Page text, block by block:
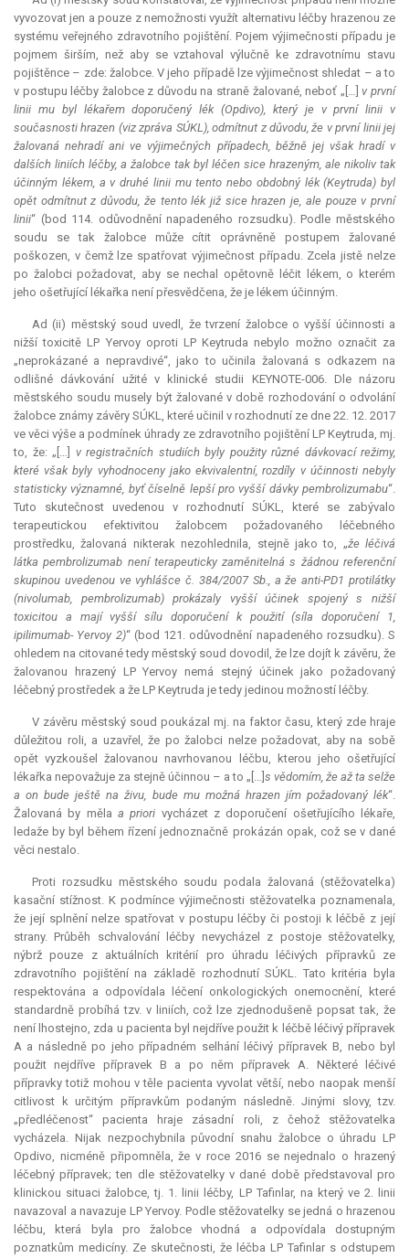
vyvozovat jen a pouze z nemožnosti využít alternativu léčby hrazenou ze
systému veřejného zdravotního pojištění. Pojem výjimečnosti případu je
pojmem širším, než aby se vztahoval výlučně ke zdravotnímu stavu
pojištěnce – zde: žalobce. V jeho případě lze výjimečnost shledat – a to
v postupu léčby žalobce z důvodu na straně žalované, neboť „[…]v první
linii mu byl lékařem doporučený lék (Opdivo), který je v první linii v
současnosti hrazen (viz zpráva SÚKL), odmítnut z důvodu, že v první linii jej
žalovaná nehradí ani ve výjimečných případech, běžně jej však hradí v
dalších liniích léčby, a žalobce tak byl léčen sice hrazeným, ale nikoliv tak
účinným lékem, a v druhé linii mu tento nebo obdobný lék (Keytruda) byl
opět odmítnut z důvodu, že tento lék již sice hrazen je, ale pouze v první
linii“ (bod 114. odůvodnění napadeného rozsudku). Podle městského
soudu se tak žalobce může cítit oprávněně postupem žalované
poškozen, v čemž lze spatřovat výjimečnost případu. Zcela jistě nelze
po žalobci požadovat, aby se nechal opětovně léčit lékem, o kterém
jeho ošetřující lékařka není přesvědčena, že je lékem účinným.
Ad (ii) městský soud uvedl, že tvrzení žalobce o vyšší účinnosti a
nižší toxicitě LP Yervoy oproti LP Keytruda nebylo možno označit za
„neprokázané a nepravdivé“, jako to učinila žalovaná s odkazem na
odlišné dávkování užité v klinické studii KEYNOTE-006. Dle názoru
městského soudu musely být žalované v době rozhodování o odvolání
žalobce známy závěry SÚKL, které učinil v rozhodnutí ze dne 22. 12. 2017
ve věci výše a podmínek úhrady ze zdravotního pojištění LP Keytruda, mj.
to, že: „[…] v registračních studiích byly použity různé dávkovací režimy,
které však byly vyhodnoceny jako ekvivalentní, rozdíly v účinnosti nebyly
statisticky významné, byť číselně lepší pro vyšší dávky pembrolizumabu“.
Tuto skutečnost uvedenou v rozhodnutí SÚKL, které se zabývalo
terapeutickou efektivitou žalobcem požadovaného léčebného
prostředku, žalovaná nikterak nezohlednila, stejně jako to, „že léčivá
látka pembrolizumab není terapeuticky zaměnitelná s žádnou referenční
skupinou uvedenou ve vyhlášce č. 384/2007 Sb., a žeanti-PD1 protilátky
(nivolumab, pembrolizumab) prokázaly vyšší účinek spojený s nižší
toxicitou a mají vyšší sílu doporučení k použití (síla doporučení 1,
ipilimumab- Yervoy 2)“ (bod 121. odůvodnění napadeného rozsudku). S
ohledem na citované tedy městský soud dovodil, že lze dojít k závěru, že
žalovanou hrazený LP Yervoy nemá stejný účinek jako požadovaný
léčebný prostředek a že LP Keytruda je tedy jedinou možností léčby.
V závěru městský soud poukázal mj. na faktor času, který zde hraje
důležitou roli, a uzavřel, že po žalobci nelze požadovat, aby na sobě
opět vyzkoušel žalovanou navrhovanou léčbu, kterou jeho ošetřující
lékařka nepovažuje za stejně účinnou – a to „[…] s vědomím, že až ta selže
a on bude ještě na živu, bude mu možná hrazen jím požadovaný lék“.
Žalovaná by měla a priori vycházet z doporučení ošetřujícího lékaře,
ledaže by byl během řízení jednoznačně prokázán opak, což se v dané
věci nestalo.
Proti rozsudku městského soudu podala žalovaná (stěžovatelka)
kasační stížnost. K podmínce výjimečnosti stěžovatelka poznamenala,
že její splnění nelze spatřovat v postupu léčby či postoji k léčbě z její
strany. Průběh schvalování léčby nevycházel z postoje stěžovatelky,
nýbrž pouze z aktuálních kritérií pro úhradu léčivých přípravků ze
zdravotního pojištění na základě rozhodnutí SÚKL. Tato kritéria byla
respektována a odpovídala léčení onkologických onemocnění, které
standardně probíhá tzv. v liniích, což lze zjednodušeně popsat tak, že
není lhostejno, zda u pacienta byl nejdříve použit k léčbě léčivý přípravek
A a následně po jeho případném selhání léčivý přípravek B, nebo byl
použit nejdříve přípravek B a po něm přípravek A. Některé léčivé
přípravky totiž mohou v těle pacienta vyvolat větší, nebo naopak menší
citlivost k určitým přípravkům podaným následně. Jinými slovy, tzv.
„předléčenost“ pacienta hraje zásadní roli, z čehož stěžovatelka
vycházela. Nijak nezpochybnila původní snahu žalobce o úhradu LP
Opdivo, nicméně připomněla, že v roce 2016 se nejednalo o hrazený
léčebný přípravek; ten dle stěžovatelky v dané době představoval pro
klinickou situaci žalobce, tj. 1. linii léčby, LP Tafinlar, na který ve 2. linii
navazoval a navazuje LP Yervoy. Podle stěžovatelky se jedná o hrazenou
léčbu, která byla pro žalobce vhodná a odpovídala dostupným
poznatkům medicíny. Ze skutečnosti, že léčba LP Tafinlar s odstupem